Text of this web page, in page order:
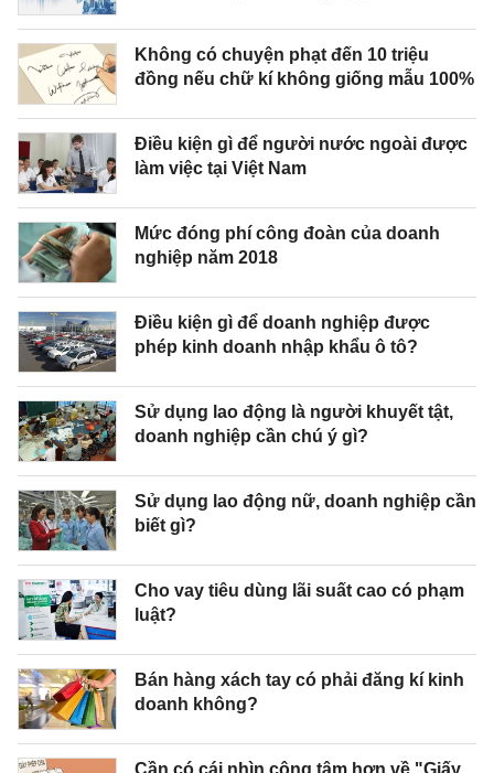
Không có chuyện phạt đến 10 triệu
đồng nếu chữ kí không giống mẫu 100%
Điều kiện gì để người nước ngoài được
làm việc tại Việt Nam
Mức đóng phí công đoàn của doanh
nghiệp năm 2018
Điều kiện gì để doanh nghiệp được
phép kinh doanh nhập khẩu ô tô?
Sử dụng lao động là người khuyết tật,
doanh nghiệp cần chú ý gì?
Sử dụng lao động nữ, doanh nghiệp cần
biết gì?
Cho vay tiêu dùng lãi suất cao có phạm
luật?
Bán hàng xách tay có phải đăng kí kinh
doanh không?
Cần có cái nhìn công tâm hơn về "Giấy